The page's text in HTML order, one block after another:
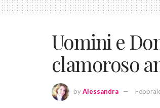
Uomini e
clamoroso
byAlessandra